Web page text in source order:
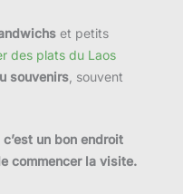
et petits
des plats du Laos
souvenirs , souvent
c’est un bon endroit
commencer la visite.